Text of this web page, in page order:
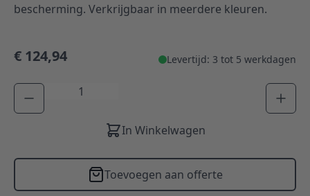
bescherming. Verkrijgbaar in meerdere kleuren.
€ 124,94 Levertijd: 3 tot 5 werkdagen
Aantal
In Winkelwagen
Toevoegen aan offerte